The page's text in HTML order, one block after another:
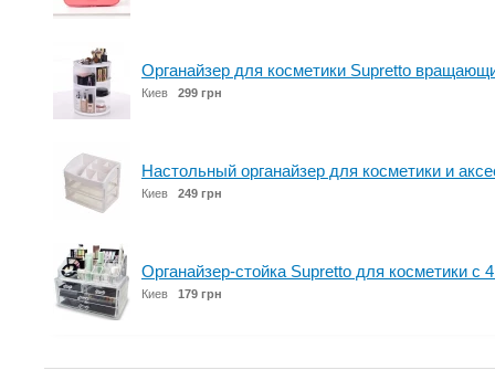
Органайзер для косметики Supretto
Киев 299 грн
Настольный органайзер для косметики и
Киев 249 грн
Органайзер-стойка Supretto для косметики с
Киев 179 грн